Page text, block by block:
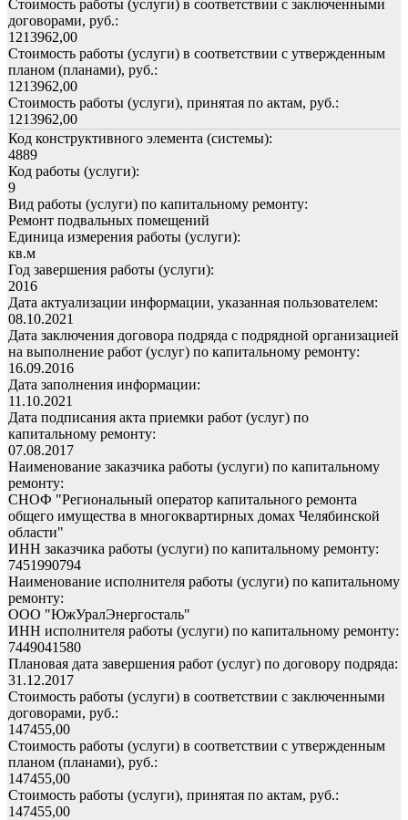
Стоимость работы (услуги) в соответствии с заключенными
договорами, руб.:
1213962,00
Стоимость работы (услуги) в соответствии с утвержденным
планом (планами), руб.:
1213962,00
Стоимость работы (услуги), принятая по актам, руб.:
1213962,00
Код конструктивного элемента (системы):
4889
Код работы (услуги):
9
Вид работы (услуги) по капитальному ремонту:
Ремонт подвальных помещений
Единица измерения работы (услуги):
кв.м
Год завершения работы (услуги):
2016
Дата актуализации информации, указанная пользователем:
08.10.2021
Дата заключения договора подряда с подрядной организацией
на выполнение работ (услуг) по капитальному ремонту:
16.09.2016
Дата заполнения информации:
11.10.2021
Дата подписания акта приемки работ (услуг) по
капитальному ремонту:
07.08.2017
Наименование заказчика работы (услуги) по капитальному
ремонту:
СНОФ "Региональный оператор капитального ремонта
общего имущества в многоквартирных домах Челябинской
области"
ИНН заказчика работы (услуги) по капитальному ремонту:
7451990794
Наименование исполнителя работы (услуги) по капитальному
ремонту:
ООО "ЮжУралЭнергосталь"
ИНН исполнителя работы (услуги) по капитальному ремонту:
7449041580
Плановая дата завершения работ (услуг) по договору подряда:
31.12.2017
Стоимость работы (услуги) в соответствии с заключенными
договорами, руб.:
147455,00
Стоимость работы (услуги) в соответствии с утвержденным
планом (планами), руб.:
147455,00
Стоимость работы (услуги), принятая по актам, руб.:
147455,00